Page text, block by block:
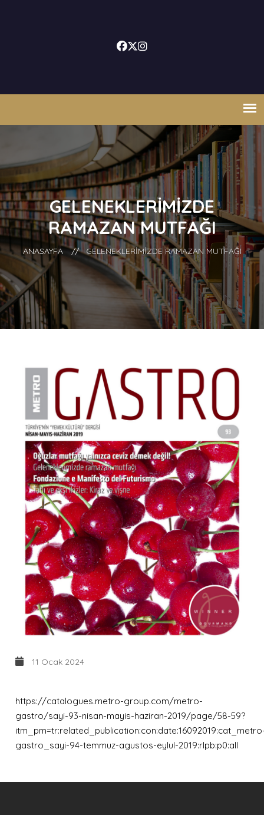
GELENEKLERIMIZDE
RAMAZAN MUTFAĞI
ANASAYFA // GELENEKLERIMIZDE RAMAZAN MUTFAĞI
11 Ocak 2024
https://catalogues.metro-group.com/metro-
gastro/sayi-93-nisan-mayis-haziran-2019/page/58-59?
gastro_sayi-94-temmuz-agustos-eylul-2019:rlpb:p0:all